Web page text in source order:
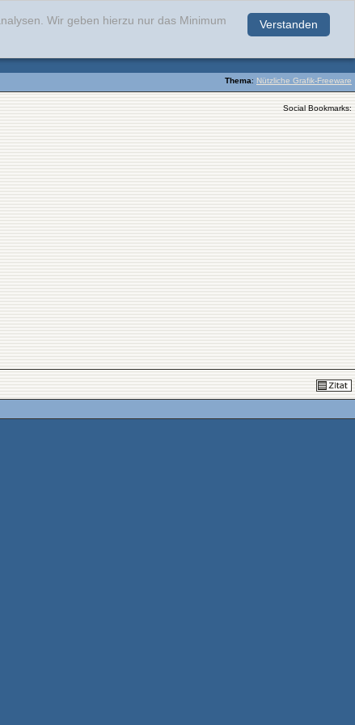
Verstanden
Wir geben hierzu nur das Minimum
Thema: Nützliche Grafik-Freeware
Social Bookmarks: